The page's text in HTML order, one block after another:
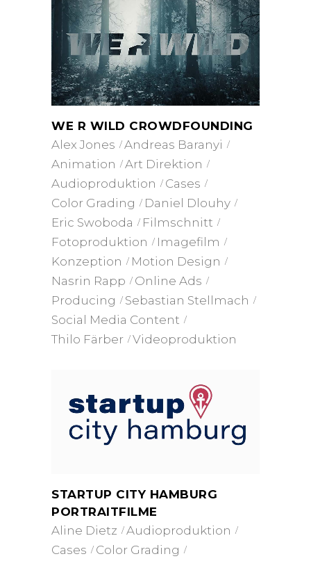
WE R WILD CROWDFOUNDING
Alex Jones
Andreas Baranyi
Animation
Art Direktion
Audioproduktion
Cases
Color Grading
Daniel Dlouhy
Eric Swoboda
Filmschnitt
Fotoproduktion
Imagefilm
Konzeption
Motion Design
Nasrin Rapp
Online Ads
Producing
Sebastian Stellmach
Social Media Content
Thilo Färber
Videoproduktion
STARTUP CITY HAMBURG
PORTRAITFILME
Aline Dietz
Audioproduktion
Cases
Color Grading